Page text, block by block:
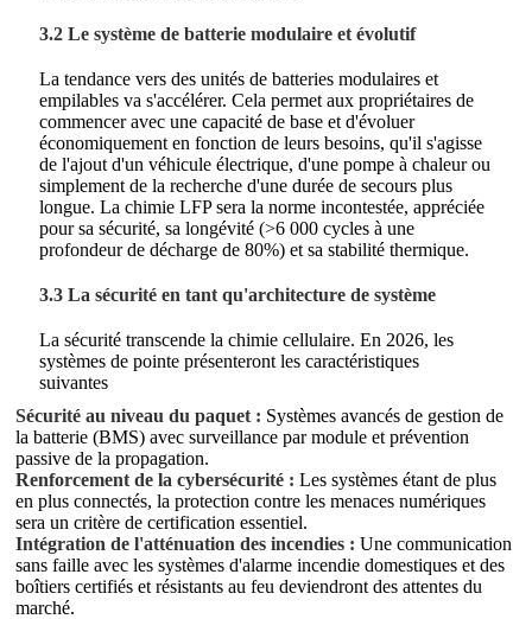
3.2 Le système de batterie modulaire et évolutif
La tendance vers des unités de batteries modulaires et
empilables va s'accélérer. Cela permet aux propriétaires de
commencer avec une capacité de base et d'évoluer
économiquement en fonction de leurs besoins, qu'il s'agisse
de l'ajout d'un véhicule électrique, d'une pompe à chaleur ou
simplement de la recherche d'une durée de secours plus
longue. La chimie LFP sera la norme incontestée, appréciée
pour sa sécurité, sa longévité (>6 000 cycles à une
profondeur de décharge de 80%) et sa stabilité thermique.
3.3 La sécurité en tant qu'architecture de système
La sécurité transcende la chimie cellulaire. En 2026, les
systèmes de pointe présenteront les caractéristiques
suivantes
Sécurité au niveau du paquet : Systèmes avancés de gestion de
la batterie (BMS) avec surveillance par module et prévention
passive de la propagation.
Renforcement de la cybersécurité : Les systèmes étant de plus
en plus connectés, la protection contre les menaces numériques
sera un critère de certification essentiel.
Intégration de l'atténuation des incendies : Une communication
sans faille avec les systèmes d'alarme incendie domestiques et des
boîtiers certifiés et résistants au feu deviendront des attentes du
marché.